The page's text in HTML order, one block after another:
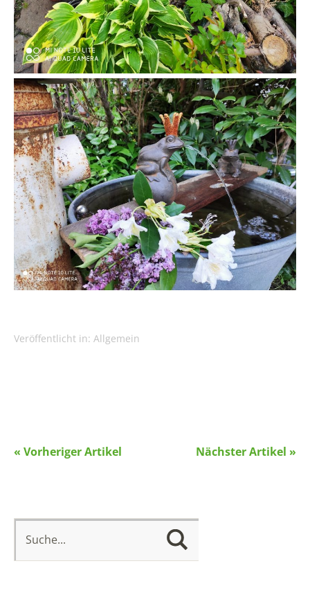
Veröffentlicht in: Allgemein
Nächster Artikel »
« Vorheriger Artikel